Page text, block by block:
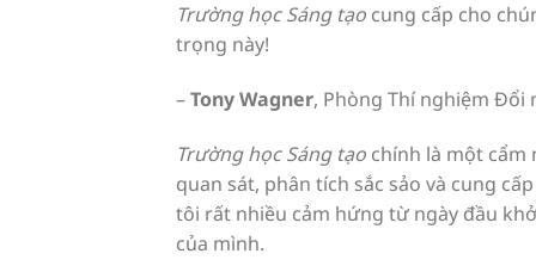
Trường học Sáng tạo cung cấp cho
trọng này!
–Tony Wagner, Phòng Thí nghiệm Đổi
Trường học Sáng tạo chính là một cẩm
quan sát, phân tích sắc sảo và cung
tôi rất nhiều cảm hứng từ ngày đầu
của mình.